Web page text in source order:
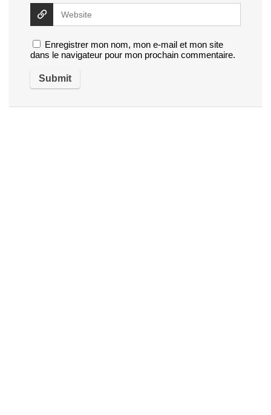
Enregistrer mon nom, mon e-mail et mon site
dans le navigateur pour mon prochain commentaire.